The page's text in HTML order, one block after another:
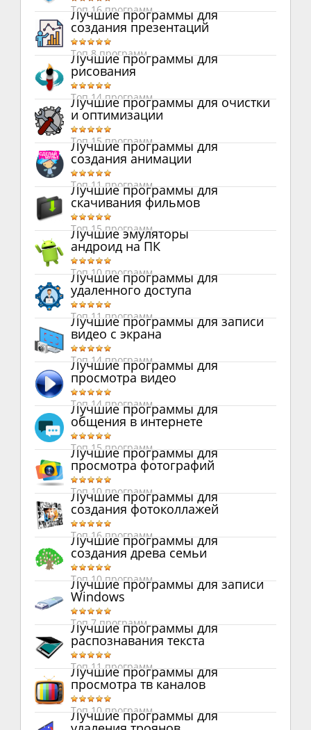
Топ 16 программ
Лучшие программы для
создания презентаций
Топ 8 программ
Лучшие программы для
рисования
Топ 14 программ
Лучшие программы для очистки
и оптимизации
Топ 15 программ
Лучшие программы для
создания анимации
Топ 11 программ
Лучшие программы для
скачивания фильмов
Топ 15 программ
Лучшие эмуляторы
андроид на ПК
Топ 10 программ
Лучшие программы для
удаленного доступа
Топ 11 программ
Лучшие программы для записи
видео с экрана
Топ 14 программ
Лучшие программы для
просмотра видео
Топ 14 программ
Лучшие программы для
общения в интернете
Топ 15 программ
Лучшие программы для
просмотра фотографий
Топ 10 программ
Лучшие программы для
создания фотоколлажей
Топ 16 программ
Лучшие программы для
создания древа семьи
Топ 10 программ
Лучшие программы для записи
Windows
Топ 7 программ
Лучшие программы для
распознавания текста
Топ 11 программ
Лучшие программы для
просмотра тв каналов
Топ 10 программ
Лучшие программы для